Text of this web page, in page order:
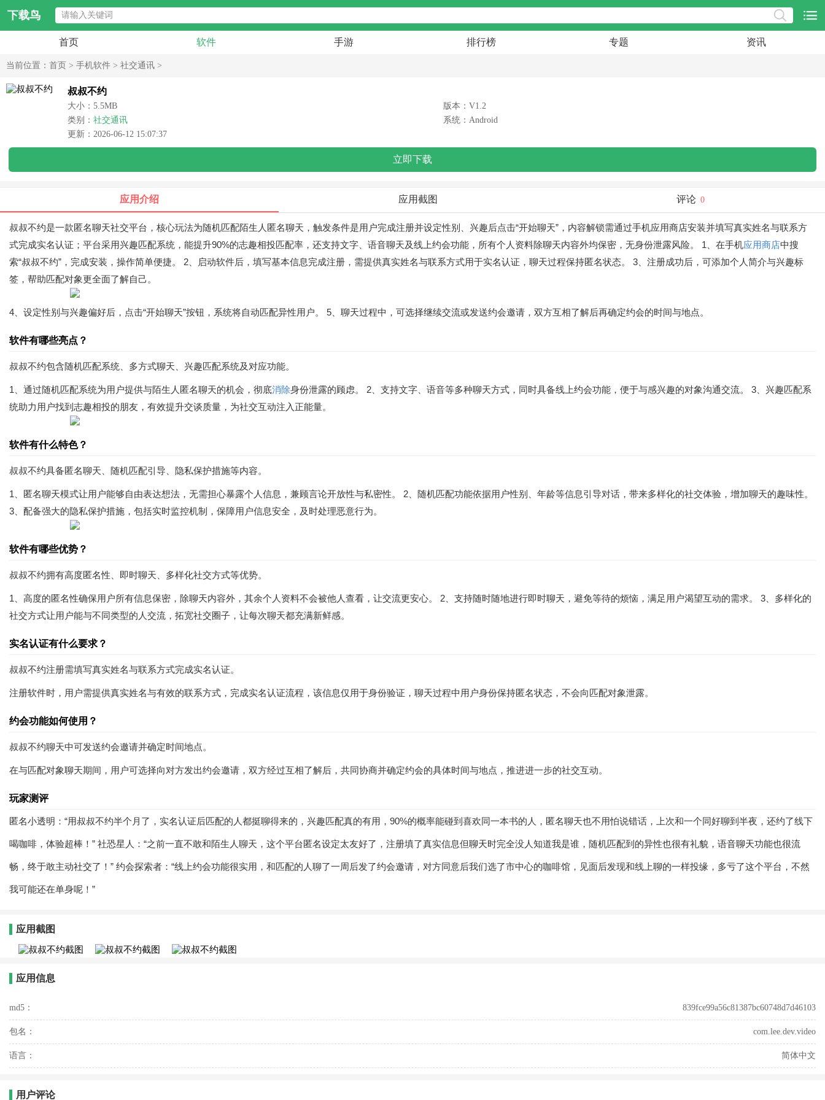
下载鸟
首页 软件 手游 排行榜 专题 资讯
当前位置： 首页 > 手机软件 > 社交通讯 >
叔叔不约
大小：5.5MB
版本：V1.2
类别： 社交通讯
系统：Android
更新：2026-06-12 15:07:37
立即下载
应用介绍 应用截图 评论 0
叔叔不约是一款匿名聊天社交平台，核心玩法为随机匹配陌生人匿名聊天，触发条件是用户完成注册并设定性别、兴趣后点击“开始聊天”，内容解锁需通过手机应用商店安装并填写真实姓名与联系方
式完成实名认证；平台采用兴趣匹配系统，能提升90%的志趣相投匹配率，还支持文字、语音聊天及线上约会功能，所有个人资料除聊天内容外均保密，无身份泄露风险。 1、在手机应用商店中搜
索“叔叔不约”，完成安装，操作简单便捷。 2、启动软件后，填写基本信息完成注册，需提供真实姓名与联系方式用于实名认证，聊天过程保持匿名状态。 3、注册成功后，可添加个人简介与兴趣标
签，帮助匹配对象更全面了解自己。
4、设定性别与兴趣偏好后，点击“开始聊天”按钮，系统将自动匹配异性用户。 5、聊天过程中，可选择继续交流或发送约会邀请，双方互相了解后再确定约会的时间与地点。
软件有哪些亮点？
叔叔不约包含随机匹配系统、多方式聊天、兴趣匹配系统及对应功能。
1、通过随机匹配系统为用户提供与陌生人匿名聊天的机会，彻底消除身份泄露的顾虑。 2、支持文字、语音等多种聊天方式，同时具备线上约会功能，便于与感兴趣的对象沟通交流。 3、兴趣匹配系
统助力用户找到志趣相投的朋友，有效提升交谈质量，为社交互动注入正能量。
软件有什么特色？
叔叔不约具备匿名聊天、随机匹配引导、隐私保护措施等内容。
1、匿名聊天模式让用户能够自由表达想法，无需担心暴露个人信息，兼顾言论开放性与私密性。 2、随机匹配功能依据用户性别、年龄等信息引导对话，带来多样化的社交体验，增加聊天的趣味性。
3、配备强大的隐私保护措施，包括实时监控机制，保障用户信息安全，及时处理恶意行为。
软件有哪些优势？
叔叔不约拥有高度匿名性、即时聊天、多样化社交方式等优势。
1、高度的匿名性确保用户所有信息保密，除聊天内容外，其余个人资料不会被他人查看，让交流更安心。 2、支持随时随地进行即时聊天，避免等待的烦恼，满足用户渴望互动的需求。 3、多样化的
社交方式让用户能与不同类型的人交流，拓宽社交圈子，让每次聊天都充满新鲜感。
实名认证有什么要求？
叔叔不约注册需填写真实姓名与联系方式完成实名认证。
注册软件时，用户需提供真实姓名与有效的联系方式，完成实名认证流程，该信息仅用于身份验证，聊天过程中用户身份保持匿名状态，不会向匹配对象泄露。
约会功能如何使用？
叔叔不约聊天中可发送约会邀请并确定时间地点。
在与匹配对象聊天期间，用户可选择向对方发出约会邀请，双方经过互相了解后，共同协商并确定约会的具体时间与地点，推进进一步的社交互动。
玩家测评
匿名小透明：“用叔叔不约半个月了，实名认证后匹配的人都挺聊得来的，兴趣匹配真的有用，90%的概率能碰到喜欢同一本书的人，匿名聊天也不用怕说错话，上次和一个同好聊到半夜，还约了线下
喝咖啡，体验超棒！” 社恐星人：“之前一直不敢和陌生人聊天，这个平台匿名设定太友好了，注册填了真实信息但聊天时完全没人知道我是谁，随机匹配到的异性也很有礼貌， 语音聊天功能也很流
畅，终于敢主动社交了！” 约会探索者：“线上约会功能很实用，和匹配的人聊了一周后发了约会邀请，对方同意后我们选了市中心的咖啡馆，见面后发现和线上聊的一样投缘，多亏了这个平台，不然
我可能还在单身呢！”
应用截图
应用信息
md5： 839fce99a56c81387bc60748d7d46103
包名： com.lee.dev.video
语言： 简体中文
用户评论